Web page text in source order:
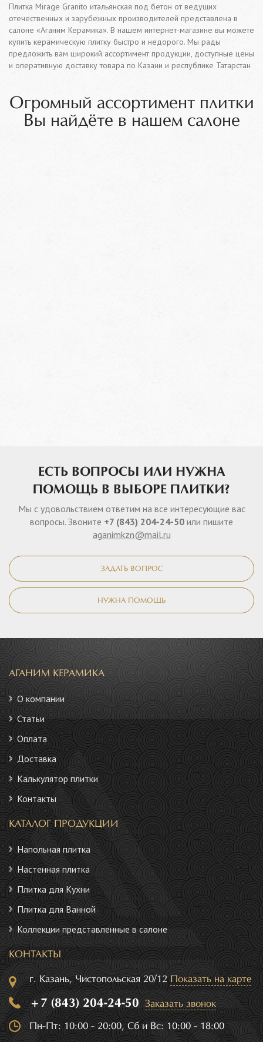
Плитка Mirage Granito итальянская под бетон от ведущих
отечественных и зарубежных производителей представлена в
салоне «Аганим Керамика». В нашем интернет-магазине вы можете
купить керамическую плитку быстро и недорого. Мы рады
предложить вам широкий ассортимент продукции, доступные цены
и оперативную доставку товара по Казани и республике Татарстан
Огромный ассортимент плитки
Вы найдёте в нашем салоне
ЕСТЬ ВОПРОСЫ ИЛИ НУЖНА
ПОМОЩЬ В ВЫБОРЕ ПЛИТКИ?
Мы с удовольствием ответим на все интересующие вас
вопросы. Звоните +7 (843) 204-24-50 или пишите
aganimkzn@mail.ru
ЗАДАТЬ ВОПРОС
НУЖНА ПОМОЩЬ
АГАНИМ КЕРАМИКА
О компании
Статьи
Оплата
Доставка
Калькулятор плитки
Контакты
КАТАЛОГ ПРОДУКЦИИ
Напольная плитка
Настенная плитка
Плитка для Кухни
Плитка для Ванной
Коллекции представленные в салоне
КОНТАКТЫ
г. Казань, Чистопольская 20/12 Показать на карте
+7 (843) 204-24-50 Заказать звонок
Пн-Пт: 10:00 - 20:00, Сб и Вс: 10:00 - 18:00